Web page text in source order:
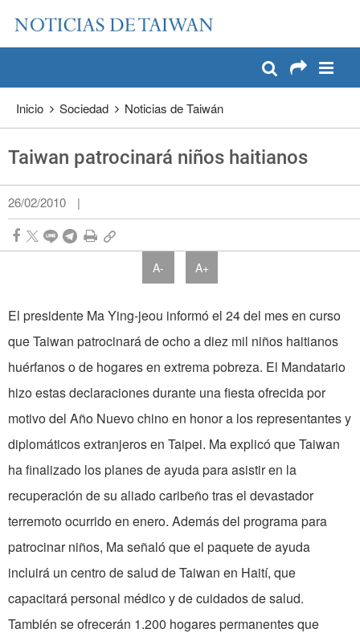
Pase a contenido principal
Inicio Sociedad Noticias de Taiwán
Taiwan patrocinará niños haitianos
26/02/2010 |
A- A+
El presidente Ma Ying-jeou informó el 24del mes en curso
queTaiwan patrocinará de ocho a diez mil niños haitianos
huérfanos o de hogares en extrema pobreza. El Mandatario
hizo estas declaraciones durante una fiesta ofrecida por
motivo del Año Nuevo chino en honor a los representantes y
diplomáticos extranjeros en Taipei. Ma explicó queTaiwan
ha finalizado los planes de ayuda para asistir en la
recuperación de su aliado caribeño tras el devastador
terremoto ocurrido en enero. Además del programa para
patrocinar niños, Ma señaló que el paquete de ayuda
incluirá un centro de salud deTaiwan en Haití, que
capacitará personal médico y de cuidados de salud.
También se ofrecerán 1.200 hogares permanentes que